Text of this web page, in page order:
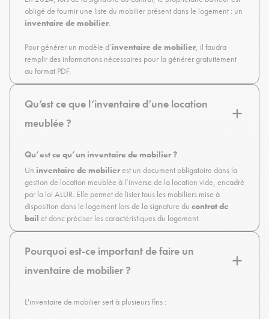
obligé de fournir une liste du mobilier présent dans le logement : un
inventaire de mobilier.
Pour générer un modèle d’inventaire de mobilier, il faudra
remplir des informations nécessaires pour la générer gratuitement
au format PDF.
Qu’est ce que l’inventaire d’une location
meublée ?
Qu’est ce qu’un inventaire de mobilier ?
Un inventaire de mobilierest un document obligatoire dans la
gestion de location meublée à l’inverse de la location vide, encadré
par la loi ALUR. Elle permet de lister tous les mobiliers mise à
disposition dans le logement lors de la signature du contrat de
bail et donc préciser les caractéristiques du logement.
Pourquoi est-ce important de faire un
inventaire de mobilier ?
L'inventaire de mobilier sert à plusieurs fins :